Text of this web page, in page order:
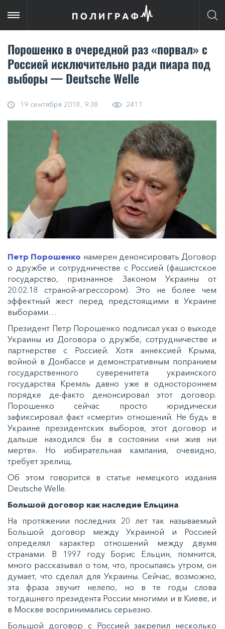
Порошенко в очередной раз «порвал» с
Россией исключительно ради пиара под
выборы — Deutsche Welle
19 сентября 2018, 9:38 2411
Петр Порошенко намерен денонсировать Договор
о дружбе и сотрудничестве с Россией (фашистское
государство, признанное Законом Украины от
20.02.18 страной-агрессором). Это не более чем
эффектный жест перед предстоящими в Украине
выборами…
Президент Петр Порошенко подписал указ о выходе
Украины из Договора о дружбе, сотрудничестве и
партнерстве с Россией. Хотя аннексией Крыма,
войной в Донбассе и демонстративным попранием
государственного суверенитета украинского
государства Кремль давно уже в одностороннем
порядке де-факто денонсировал этот договор.
Порошенко сейчас просто юридически
зафиксировал факт «смерти» отношений. Не будь в
Украине президентских выборов, этот договор и
дальше находился бы в состоянии «ни жив ни
мертв». Но избирательная кампания, очевидно,
требует зрелищ.
Об этом говорится в статье немецкого издания
Deutsche Welle.
Большой договор как наследие Ельцина
На протяжении последних 20 лет так называемый
Большой договор между Украиной и Россией
определял характер отношений между двумя
странами. В 1997 году Борис Ельцин, помнится,
много рассказывал о том, что, просыпаясь утром, он
думает, что сделал для Украины. Сейчас, возможно,
эта фраза звучит нелепо, но в те годы слова
тогдашнего президента России многими и в Киеве, и
в Москве воспринимались серьезно.
Большой договор с Россией закрепил несколько